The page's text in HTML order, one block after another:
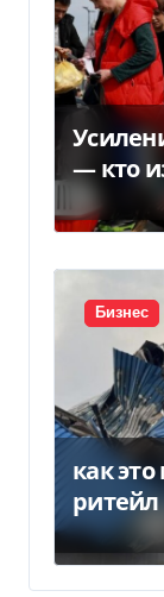
— кто
Бизнес
как